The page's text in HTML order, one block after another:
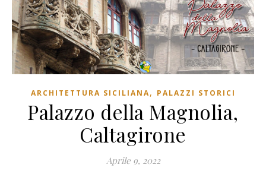
ARCHITETTURA SICILIANA, PALAZZI STORICI
Palazzo della Magnolia,
Caltagirone
Aprile 9, 2022